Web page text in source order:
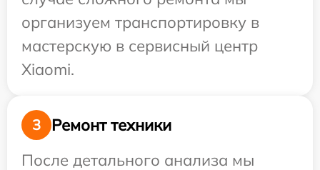
организуем транспортировку в
мастерскую в сервисный центр
Xiaomi.
3
Ремонт техники
После детального анализа мы